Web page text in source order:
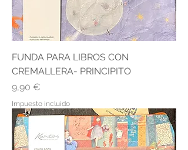
FUNDA PARA LIBROS CON
CREMALLERA- PRINCIPITO
Precio
9,90 €
Impuesto incluido